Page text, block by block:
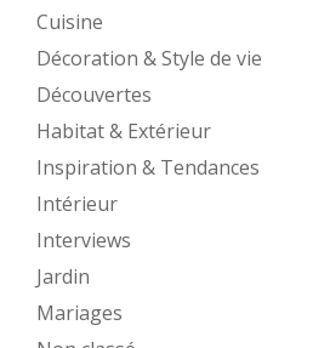
Cuisine
Décoration & Style de vie
Découvertes
Habitat & Extérieur
Inspiration & Tendances
Intérieur
Interviews
Jardin
Mariages